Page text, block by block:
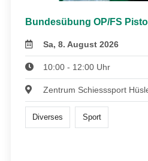
Bundesübung OP/FS
Sa, 8. August 2026
10:00 - 12:00 Uhr
Zentrum Schiesssport
Diverses Sport